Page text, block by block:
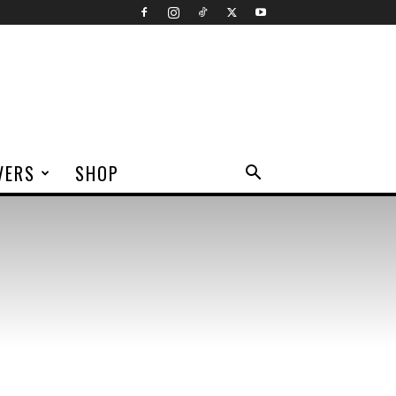
SHOP